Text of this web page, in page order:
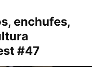
enchufes,
#47